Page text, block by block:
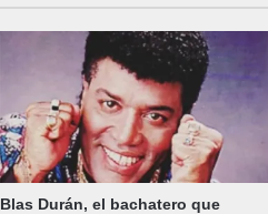
Blas Durán, el bachatero que